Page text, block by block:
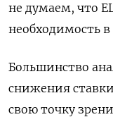
не думаем, что
необходимость
Большинство
снижения
свою точку